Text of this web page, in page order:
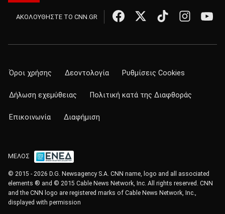
ΑΚΟΛΟΥΘΗΣΤΕ ΤΟ CNN.GR
Όροι χρήσης Δεοντολογία Ρυθμίσεις Cookies
Δήλωση εχεμύθειας Πολιτική κατά της Διαφθοράς
Επικοινωνία Διαφήμιση
ΜΕΛΟΣ
© 2015 - 2026 D.G. Newsagency S.A. CNN name, logo and all associated
elements ® and © 2015 Cable News Network, Inc. All rights reserved. CNN
and the CNN logo are registered marks of Cable News Network, Inc.,
displayed with permission